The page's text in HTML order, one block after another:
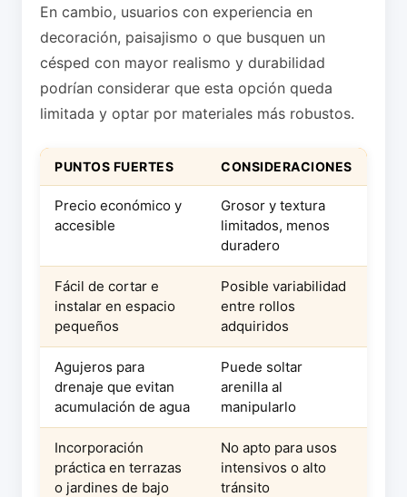
En cambio, usuarios con experiencia en
decoración, paisajismo o que busquen un
césped con mayor realismo y durabilidad
podrían considerar que esta opción queda
limitada y optar por materiales más robustos.
PUNTOS FUERTES CONSIDERACIONES
Precio económico y
accesible
Grosor y textura
limitados, menos
duradero
Fácil de cortar e
instalar en espacio
pequeños
Posible variabilidad
entre rollos
adquiridos
Agujeros para
drenaje que evitan
acumulación de agua
Puede soltar
arenilla al
manipularlo
Incorporación
práctica en terrazas
o jardines de bajo
No apto para usos
intensivos o alto
tránsito